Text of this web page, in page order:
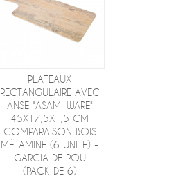
PLATEAUX
RECTANGULAIRE AVEC
ANSE "ASAMI WARE"
45X17,5X1,5 CM
COMPARAISON BOIS
MÉLAMINE (6 UNITÉ) -
GARCIA DE POU
(PACK DE 6)